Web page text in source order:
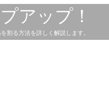
アップ！
割る方法を詳しく解説します。